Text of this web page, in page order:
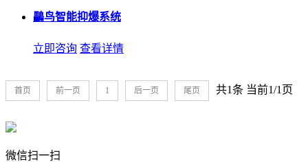
鸓鸟智能抑爆系统
立即咨询 查看详情
共1条 当前1/1页
首页 前一页 1 后一页 尾页
微信扫一扫